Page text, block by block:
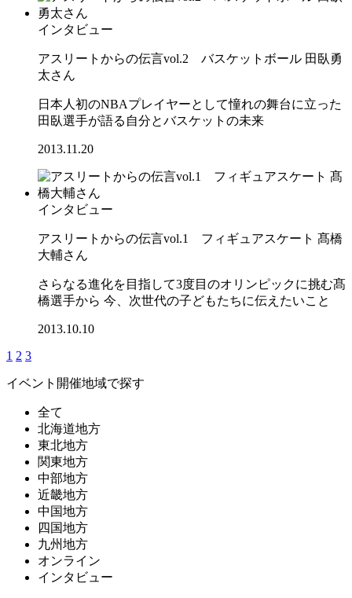
インタビュー
アスリートからの伝言vol.2 バスケットボール 田臥勇
太さん
日本人初のNBAプレイヤーとして憧れの舞台に立った
田臥選手が語る自分とバスケットの未来
2013.11.20
インタビュー
アスリートからの伝言vol.1 フィギュアスケート 髙橋
大輔さん
さらなる進化を目指して3度目のオリンピックに挑む髙
橋選手から 今、次世代の子どもたちに伝えたいこと
2013.10.10
1 2 3
イベント開催地域で探す
全て
北海道地方
東北地方
関東地方
中部地方
近畿地方
中国地方
四国地方
九州地方
オンライン
インタビュー